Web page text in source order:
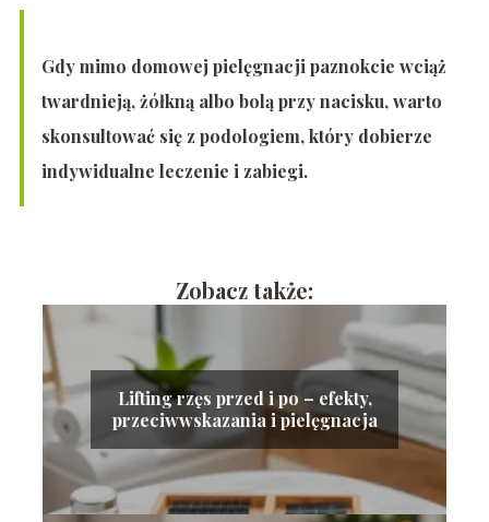
Gdy mimo domowej pielęgnacji paznokcie wciąż
twardnieją, żółkną albo bolą przy nacisku, warto
skonsultować się z podologiem, który dobierze
indywidualne leczenie i zabiegi.
Zobacz także:
Lifting rzęs przed i po – efekty,
przeciwwskazania i pielęgnacja